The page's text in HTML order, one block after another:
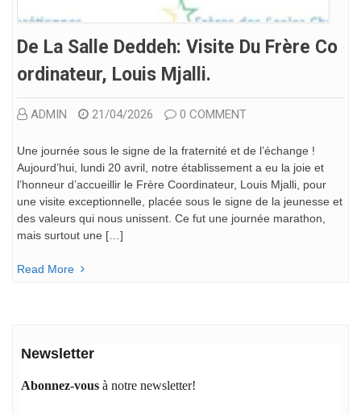
De La Salle Deddeh: Visite Du Frère Co
Ordinateur, Louis Mjalli.
ADMIN 21/04/2026 0 COMMENT
Une journée sous le signe de la fraternité et de l’échange ! ​
Aujourd’hui, lundi 20 avril, notre établissement a eu la joie et
l’honneur d’accueillir le Frère Coordinateur, Louis Mjalli, pour
une visite exceptionnelle, placée sous le signe de la jeunesse et
des valeurs qui nous unissent. ​Ce fut une journée marathon,
mais surtout une […]
Read More
Newsletter
Abonnez-vous à notre newsletter!